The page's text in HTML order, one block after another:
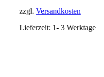
zzgl. Versandkosten
Lieferzeit: 1- 3 Werktage